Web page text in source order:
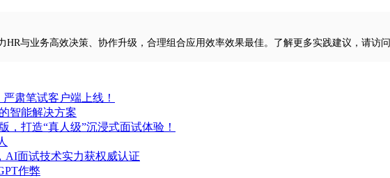
HR与业务高效决策、协作升级，合理组合应用效率效果最佳。了解更多实践建议，请访问
肃笔试客户端上线！
智能解决方案
，打造“真人级”沉浸式面试体验！
AI面试技术实力获权威认证
作弊